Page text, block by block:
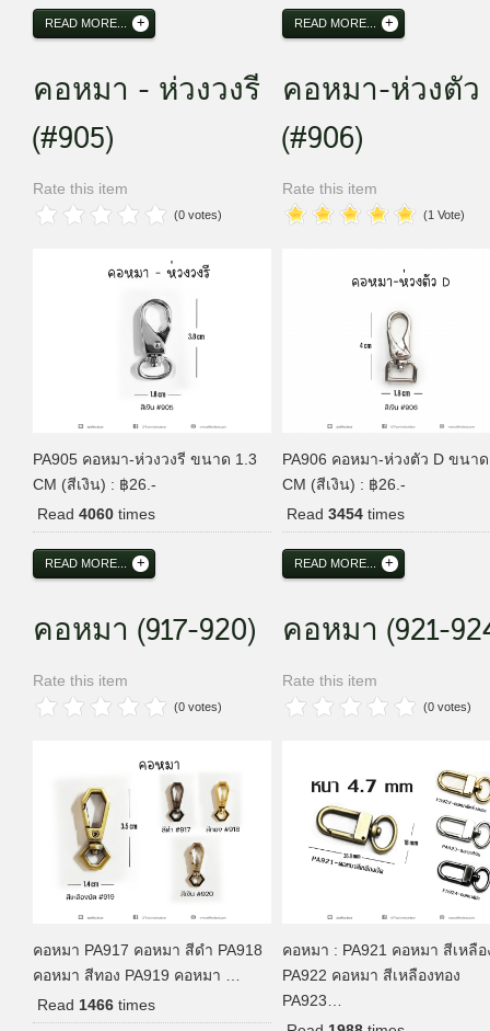
READ MORE... READ MORE...
คอหมา - ห่วงวงรี
(#905)
Rate this item
(0 votes)
PA905 คอหมา-ห่วงวงรี ขนาด 1.3
CM (สีเงิน) : ฿26.-
Read 4060 times
READ MORE...
คอหมา-ห่วงตัว
(#906)
Rate this item
(1 Vote)
PA906 คอหมา-ห่วงตัว D ขนา
CM (สีเงิน) : ฿26.-
Read 3454times
READ MORE...
คอหมา (917-920)
Rate this item
(0 votes)
คอหมา PA917 คอหมา สีดำ PA918
คอหมา สีทอง PA919 คอหมา …
Read 1466 times
คอหมา (921-
Rate this item
(0 votes)
คอหมา : PA921 คอหมา สีเหลือ
PA922 คอหมา สีเหลืองทอง
PA923…